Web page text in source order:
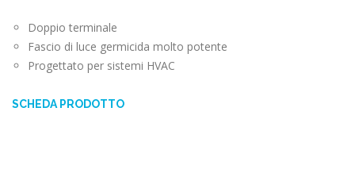
Doppio terminale
Fascio di luce germicida molto potente
Progettato per sistemi HVAC
SCHEDA PRODOTTO